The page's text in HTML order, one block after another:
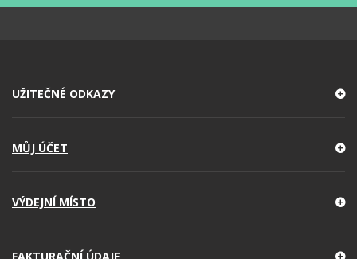
UŽITEČNÉ ODKAZY
MŮJ ÚČET
VÝDEJNÍ MÍSTO